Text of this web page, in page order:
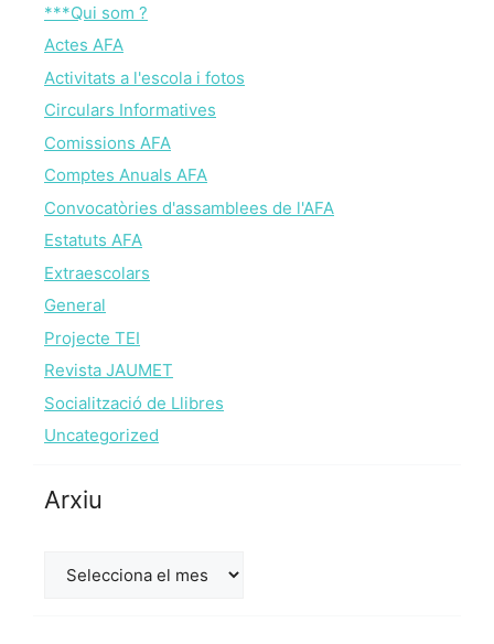
***Qui som ?
Actes AFA
Activitats a l'escola i fotos
Circulars Informatives
Comissions AFA
Comptes Anuals AFA
Convocatòries d'assamblees de l'AFA
Estatuts AFA
Extraescolars
General
Projecte TEI
Revista JAUMET
Socialització de Llibres
Uncategorized
Arxiu